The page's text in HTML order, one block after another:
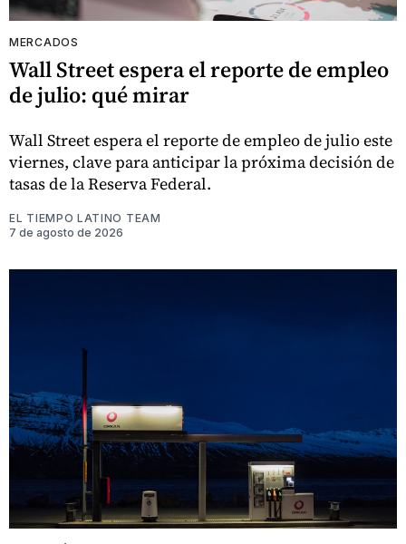
MERCADOS
Wall Street espera el reporte de empleo
de julio: qué mirar
Wall Street espera el reporte de empleo de julio este
viernes, clave para anticipar la próxima decisión de
tasas de la Reserva Federal.
EL TIEMPO LATINO TEAM
7 de agosto de 2026